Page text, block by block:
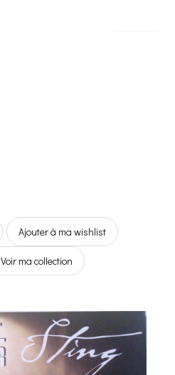
Ajouter à ma wishlist
Voir ma collection